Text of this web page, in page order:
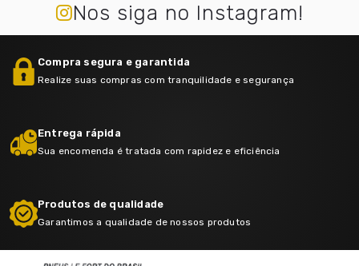
Nos siga no Instagram!
Compra segura e garantida
Realize suas compras com tranquilidade e segurança
Entrega rápida
Sua encomenda é tratada com rapidez e eficiência
Produtos de qualidade
Garantimos a qualidade de nossos produtos